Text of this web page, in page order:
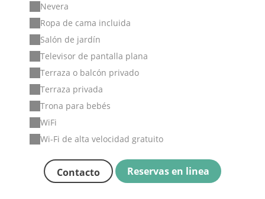
Nevera
Ropa de cama incluida
Salón de jardín
Televisor de pantalla plana
Terraza o balcón privado
Terraza privada
Trona para bebés
WiFi
Wi-Fi de alta velocidad gratuito
Contacto Reservas en linea